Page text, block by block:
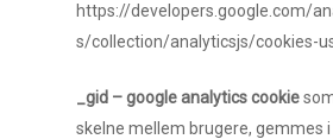
https://developers.google.com/
s/collection/analyticsjs/cookies-
_gid – google analytics cookie
skelne mellem brugere, gemmes i